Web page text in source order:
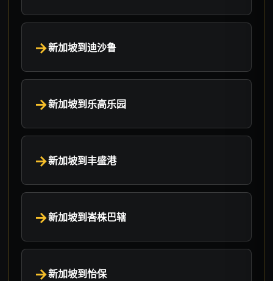
新加坡到迪沙鲁
新加坡到乐高乐园
新加坡到丰盛港
新加坡到峇株巴辖
新加坡到怡保